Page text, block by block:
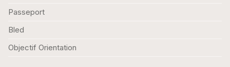
Passeport
Bled
Objectif Orientation